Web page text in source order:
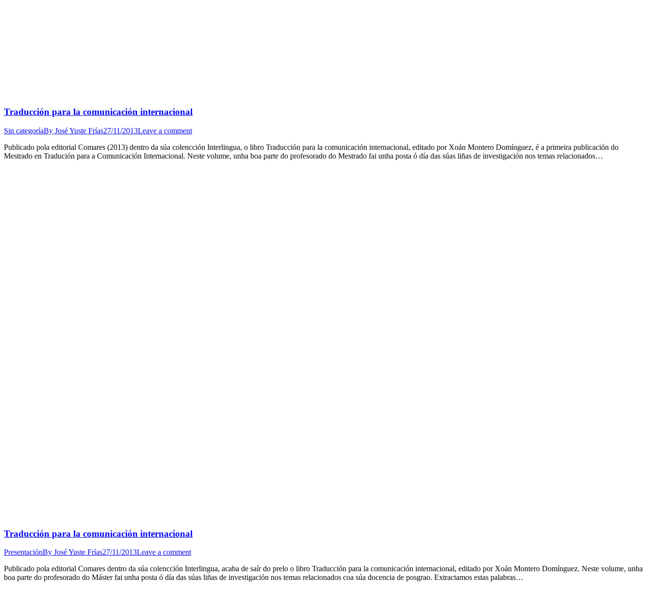
Traducción para la comunicación internacional
Sin categoríaBy José Yuste Frías27/11/2013Leave a comment
Publicado pola editorial Comares (2013) dentro da súa colencción Interlingua, o libro Traducción para la comunicación internacional, editado por Xoán Montero Domínguez, é a primeira publicación do
Mestrado en Tradución para a Comunicación Internacional. Neste volume, unha boa parte do profesorado do Mestrado fai unha posta ó día das súas liñas de investigación nos temas relacionados…
Traducción para la comunicación internacional
PresentaciónBy José Yuste Frías27/11/2013Leave a comment
Publicado pola editorial Comares dentro da súa colencción Interlingua, acaba de saír do prelo o libro Traducción para la comunicación internacional, editado por Xoán Montero Domínguez. Neste volume, unha
boa parte do profesorado do Máster fai unha posta ó día das súas liñas de investigación nos temas relacionados coa súa docencia de posgrao. Extractamos estas palabras…